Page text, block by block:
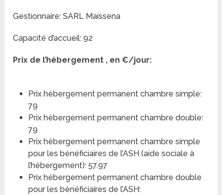
Gestionnaire: SARL Maissena
Capacité d’accueil: 92
Prix de l’hébergement , en €/jour:
Prix hébergement permanent chambre simple:
79
Prix hébergement permanent chambre double:
79
Prix hébergement permanent chambre simple
pour les bénéficiaires de l’ASH (aide sociale à
l’hébergement): 57.97
Prix hébergement permanent chambre double
pour les bénéficiaires de l’ASH: